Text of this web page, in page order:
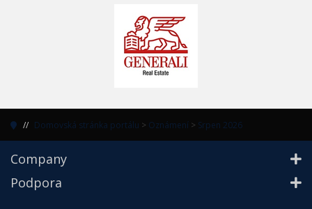
Domovská stránka portálu > Oznámení > Srpen 2026
Company
Podpora